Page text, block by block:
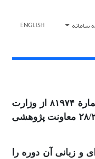
سامانه ENGLISH
پژوهش‌نامة فرهنگ و زبان‌های باستانی به صاحب امتیازی مؤسسة پژوهشی یادگار باستان در سال ۱۳۹۷ خورشیدی موفق به دریافت مجوز به شمارة ۸۱۹۷۴ از وزارت
ارشاد شد. این نشریه به صورت دو فصل‌نامه و غیر برخط منتشر می‌شود. شمارۀ نخست نشریه در پاییز و زمستان 1399 منتشر شد و از تاریخ ۲۸/۲/۱۴۰۱ معاونت پژوهشی
زبانی آن دوره را